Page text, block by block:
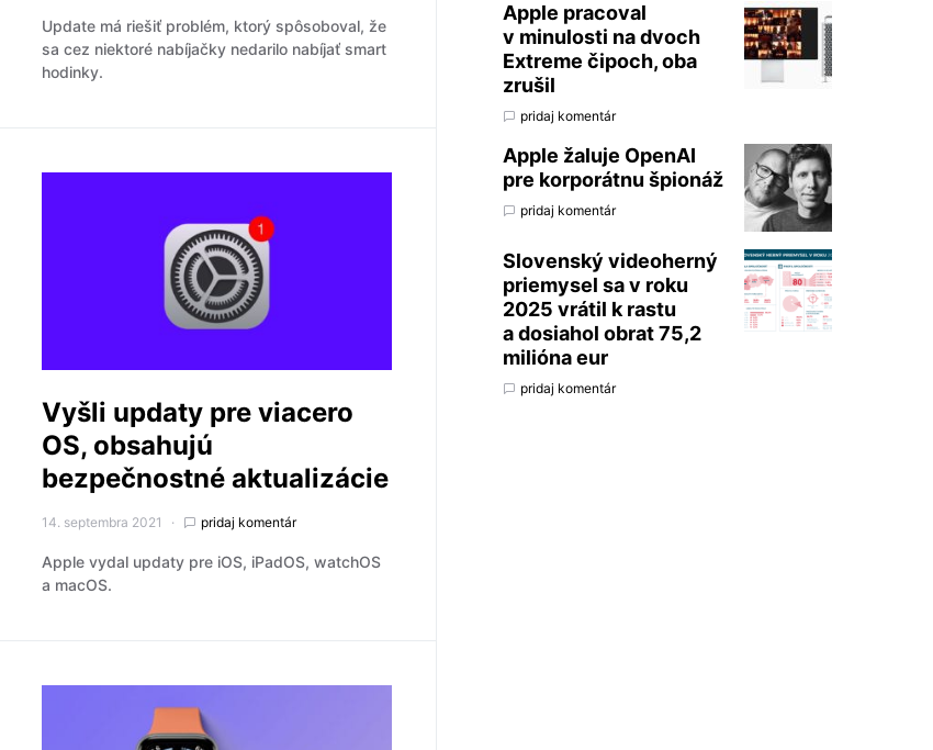
Update má riešiť problém, ktorý spôsoboval, že
sa cez niektoré nabíjačky nedarilo nabíjať smart
hodinky.
Vyšli updaty pre viacero
OS, obsahujú
bezpečnostné aktualizácie
14. septembra 2021 pridaj komentár
Apple vydal updaty pre iOS, iPadOS, watchOS
a macOS.
Apple pracoval
v minulosti na dvoch
Extreme čipoch, oba
zrušil
pridaj komentár
Apple žaluje OpenAI
pre korporátnu špionáž
pridaj komentár
Slovenský videoherný
priemysel sa v roku
2025 vrátil k rastu
a dosiahol obrat 75,2
milióna eur
pridaj komentár